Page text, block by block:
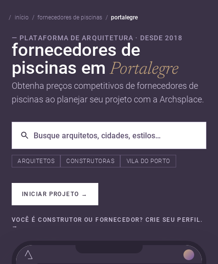
início fornecedores de piscinas portalegre
— PLATAFORMA DE ARQUITETURA · DESDE 2018
fornecedores de
piscinas emPortalegre
Obtenha preços competitivos de fornecedores de
piscinas ao planejar seu projeto com a Archsplace.
ARQUITETOS CONSTRUTORAS VILA DO PORTO
INICIAR PROJETO →
VOCÊ É CONSTRUTOR OU FORNECEDOR? CRIE SEU PERFIL.
→